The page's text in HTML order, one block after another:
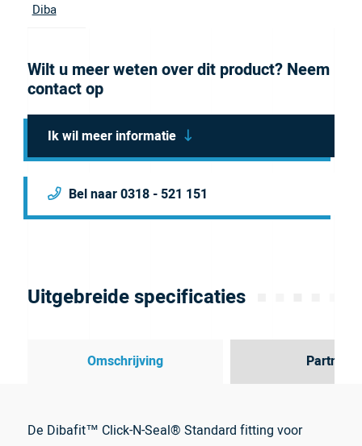
Diba
Wilt u meer weten over dit product? Neem
contact op
Ik wil meer informatie
Bel naar 0318 - 521 151
Uitgebreide specificaties
Omschrijving Partner
De Dibafit™ Click-N-Seal® Standard fitting voor